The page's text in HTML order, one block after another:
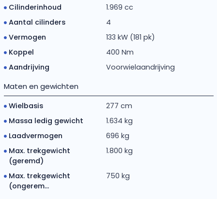
Cilinderinhoud
1.969 cc
Aantal cilinders
4
Vermogen
133 kW (181 pk)
Koppel
400 Nm
Aandrijving
Voorwielaandrijving
Maten en gewichten
Wielbasis
277 cm
Massa ledig gewicht
1.634 kg
Laadvermogen
696 kg
Max. trekgewicht
(geremd)
1.800 kg
Max. trekgewicht
(ongerem...
750 kg